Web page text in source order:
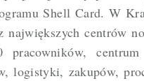
Shell Card. W
centrów
pracowników,
logistyki, zakupów,